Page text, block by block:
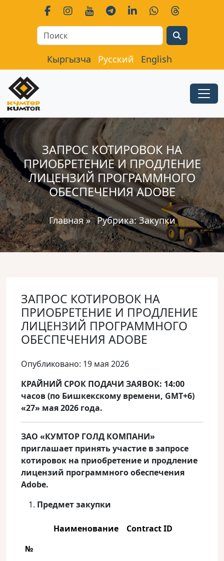
Кыргызча Русский English
ЗАПРОС КОТИРОВОК НА
ПРИОБРЕТЕНИЕ И ПРОДЛЕНИЕ
ЛИЦЕНЗИЙ ПРОГРАММНОГО
ОБЕСПЕЧЕНИЯ ADOBE
Главная» Рубрика:Закупки
ЗАПРОС КОТИРОВОК НА
ПРИОБРЕТЕНИЕ И ПРОДЛЕНИЕ
ЛИЦЕНЗИЙ ПРОГРАММНОГО
ОБЕСПЕЧЕНИЯ ADOBE
Опубликовано: 19 мая 2026
КРАЙНИЙ СРОК ПОДАЧИ ЗАЯВОК: 14:00
часов (по Бишкекскому времени, GMT+6)
«27» мая 2026 года.
ЗАО «КУМТОР ГОЛД КОМПАНИ»
приглашает принять участие в запросе
котировок на приобретение и продление
лицензий программного обеспечения
Adobe.
Предмет закупки
№
Наименование Contract ID